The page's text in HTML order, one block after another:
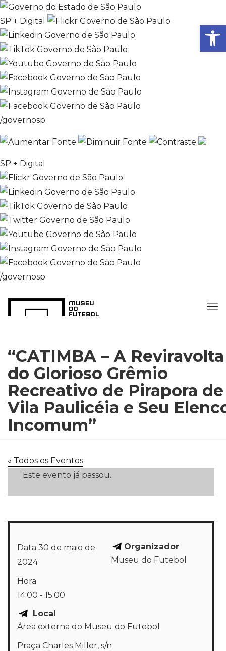
SP + Digital
/governosp
SP + Digital
/governosp
“CATIMBA – A Reviravolta
do Glorioso Grêmio
Recreativo de Pirapora de
Vila Paulicéia e Seu
Incomum”
« Todos os Eventos
Este evento já passou.
Data 30 de maio de
2024
Hora
14:00 - 15:00
Local
Área externa do Museu do Futebol
Praça Charles Miller, s/n
Organizador
Museu do Futebol